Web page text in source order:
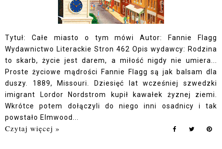
Tytuł: Całe miasto o tym mówi Autor: Fannie Flagg
Wydawnictwo Literackie Stron 462 Opis wydawcy: Rodzina
to skarb, życie jest darem, a miłość nigdy nie umiera...
Proste życiowe mądrości Fannie Flagg są jak balsam dla
duszy. 1889, Missouri. Dziesięć lat wcześniej szwedzki
imigrant Lordor Nordstrom kupił kawałek żyznej ziemi.
Wkrótce potem dołączyli do niego inni osadnicy i tak
powstało Elmwood...
Czytaj więcej »